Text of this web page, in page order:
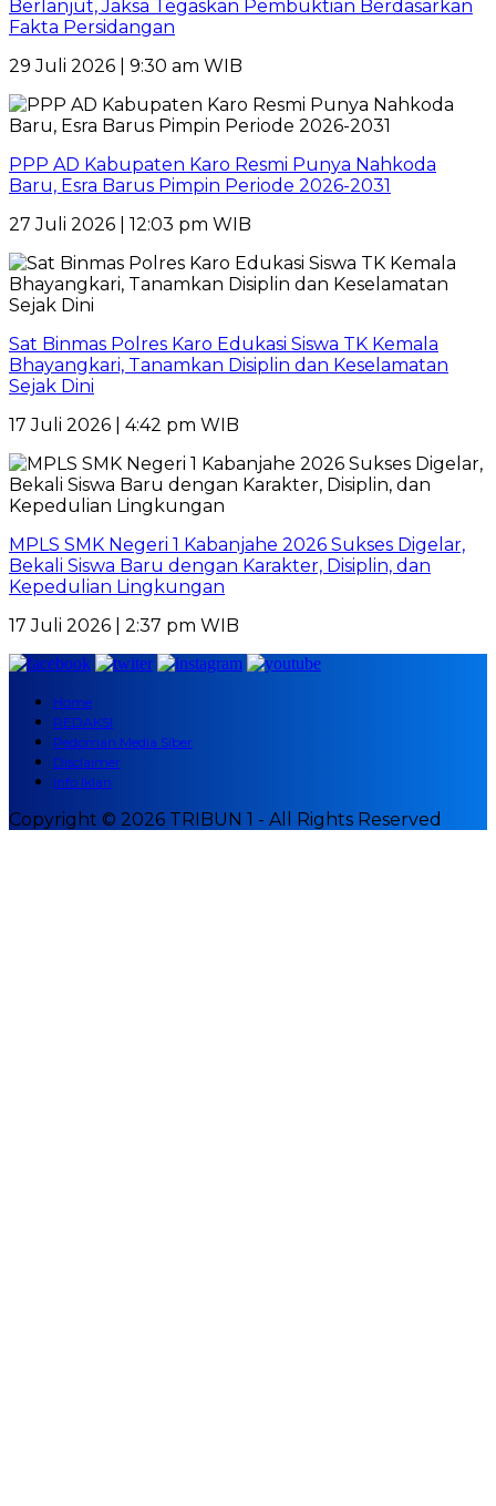
Berlanjut, Jaksa Tegaskan Pembuktian Berdasarkan
Fakta Persidangan
29 Juli 2026 | 9:30 am WIB
PPP AD Kabupaten Karo Resmi Punya Nahkoda
Baru, Esra Barus Pimpin Periode 2026-2031
27 Juli 2026 | 12:03 pm WIB
Sat Binmas Polres Karo Edukasi Siswa TK Kemala
Bhayangkari, Tanamkan Disiplin dan Keselamatan
Sejak Dini
17 Juli 2026 | 4:42 pm WIB
MPLS SMK Negeri 1 Kabanjahe 2026 Sukses Digelar,
Bekali Siswa Baru dengan Karakter, Disiplin, dan
Kepedulian Lingkungan
17 Juli 2026 | 2:37 pm WIB
Home
REDAKSI
Pedoman Media Siber
Disclaimer
Info Iklan
Copyright © 2026 TRIBUN 1 - All Rights Reserved